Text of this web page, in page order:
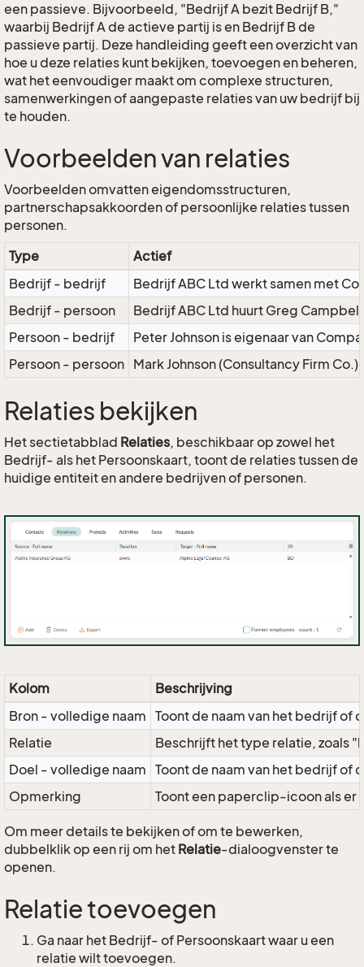
een passieve. Bijvoorbeeld, "Bedrijf A bezit Bedrijf B,"
waarbij Bedrijf A de actieve partij is en Bedrijf B de
passieve partij. Deze handleiding geeft een overzicht van
hoe u deze relaties kunt bekijken, toevoegen en beheren,
wat het eenvoudiger maakt om complexe structuren,
samenwerkingen of aangepaste relaties van uw bedrijf bij
te houden.
Voorbeelden van relaties
Voorbeelden omvatten eigendomsstructuren,
partnerschapsakkoorden of persoonlijke relaties tussen
personen.
Type
Actief
Bedrijf - bedrijf
Bedrijf ABC Ltd werkt samen met
Bedrijf - persoon
Bedrijf ABC Ltd huurt Greg
Persoon - bedrijf
Peter Johnson is eigenaar van
Persoon - persoon Mark Johnson (Consultancy Firm
Relaties bekijken
Het sectietabblad Relaties, beschikbaar op zowel het
Bedrijf- als het Persoonskaart, toont de relaties tussen de
huidige entiteit en andere bedrijven of personen.
Kolom
Beschrijving
Bron - volledige naam Toont de naam van het bedrijf of
Relatie
Beschrijft het type relatie, zoals
Doel - volledige naam Toont de naam van het bedrijf of
Opmerking
Toont een paperclip-icoon als er
Om meer details te bekijken of om te bewerken,
dubbelklik op een rij om het Relatie-dialoogvenster te
openen.
Relatie toevoegen
Ga naar het Bedrijf- of Persoonskaart waar u een
relatie wilt toevoegen.